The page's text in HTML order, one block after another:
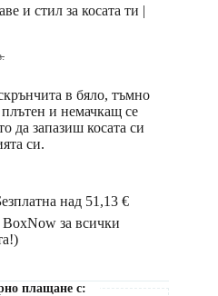
и стил за косата ти |
в бяло, тъмно
и немачкащ се
да запазиш косата си
си.
над 51,13 €
BoxNow за всички
плащане с: